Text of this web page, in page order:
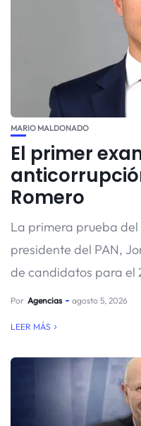
MARIO MALDONADO
El primer
Romero
La primera prueba
presidente del PAN,
de candidatos para el
Por Agencias agosto 5, 2026
LEER MÁS